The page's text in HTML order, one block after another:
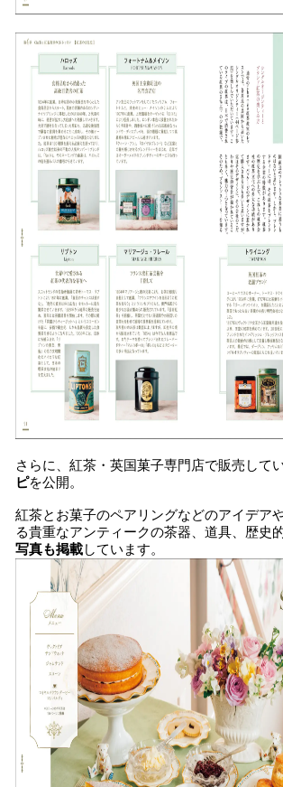
さらに、紅茶・英国菓子専門店で販売して
ピを公開。
紅茶とお菓子のペアリングなどのアイデア
る貴重なアンティークの茶器、道具、歴史
写真も掲載しています。